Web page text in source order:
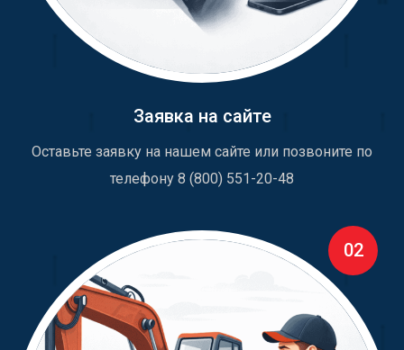
Заявка на сайте
Оставьте заявку на нашем сайте или позвоните по
телефону 8 (800) 551-20-48
02